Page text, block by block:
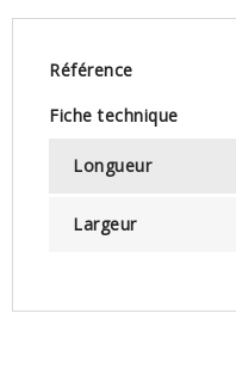
Référence
Fiche technique
Longueur
Largeur